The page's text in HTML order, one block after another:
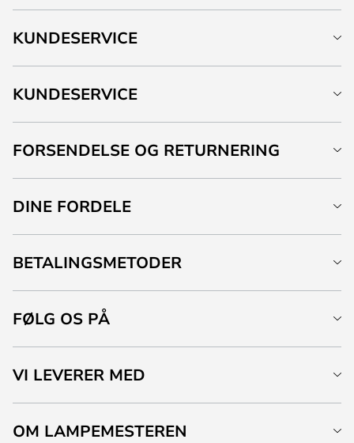
KUNDESERVICE
KUNDESERVICE
FORSENDELSE OG RETURNERING
DINE FORDELE
BETALINGSMETODER
FØLG OS PÅ
VI LEVERER MED
OM LAMPEMESTEREN